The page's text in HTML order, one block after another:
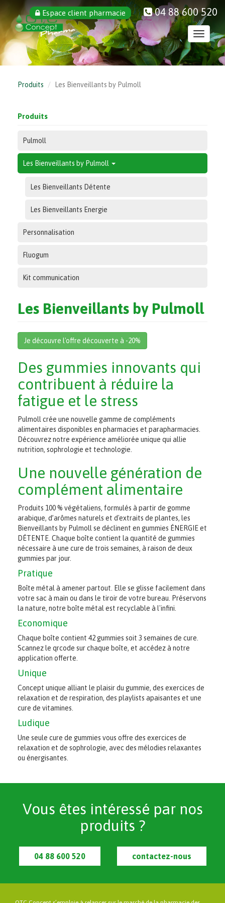
contenu
principal
Espace client pharmacie 04 88 600 520
Toggle
Produits Les Bienveillants by Pulmoll
Produits
Pulmoll
Les Bienveillants by Pulmoll
Les Bienveillants Détente
Les Bienveillants Energie
Personnalisation
Fluogum
Kit communication
Les Bienveillants by Pulmoll
Je découvre l'offre découverte à -20%
Des gummies innovants qui
contribuent à réduire la
fatigue et le stress
Pulmoll crée une nouvelle gamme de compléments
alimentaires disponibles en pharmacies et parapharmacies.
Découvrez notre expérience améliorée unique qui allie
nutrition, sophrologie et technologie.
Une nouvelle génération de
complément alimentaire
Produits 100 % végétaliens, formulés à partir de gomme
arabique, d’arômes naturels et d'extraits de plantes, les
Bienveillants by Pulmoll se déclinent en gummies ÉNERGIE et
DÉTENTE. Chaque boîte contient la quantité de gummies
nécessaire à une cure de trois semaines, à raison de deux
gummies par jour.
Pratique
Boîte métal à amener partout. Elle se glisse facilement dans
votre sac à main ou dans le tiroir de votre bureau. Préservons
la nature, notre boîte métal est recyclable à l'infini.
Economique
Chaque boîte contient 42 gummies soit 3 semaines de cure.
Scannez le qrcode sur chaque boîte, et accédez à notre
application offerte.
Unique
Concept unique alliant le plaisir du gummie, des exercices de
relaxation et de respiration, des playlists apaisantes et une
cure de vitamines.
Ludique
Une seule cure de gummies vous offre des exercices de
relaxation et de sophrologie, avec des mélodies relaxantes
ou énergisantes.
Vous êtes intéressé par nos
produits ?
04 88 600 520 contactez-nous